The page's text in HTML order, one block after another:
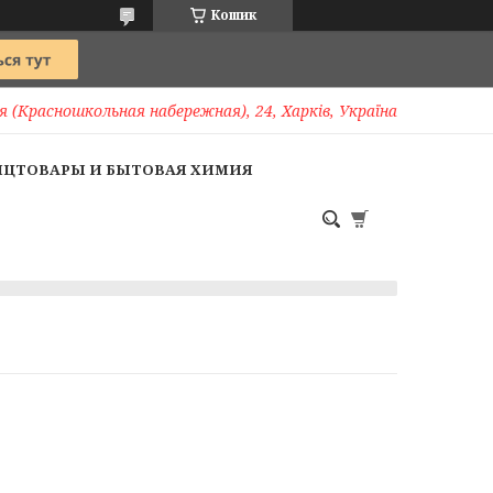
Кошик
(Красношкольная набережная), 24, Харків, Україна
И БЫТОВАЯ ХИМИЯ